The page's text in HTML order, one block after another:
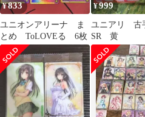
¥833
ユニオンアリーナ ま
とめ ToLOVEる 6枚
¥999
ユニアリ 古
SR 黄